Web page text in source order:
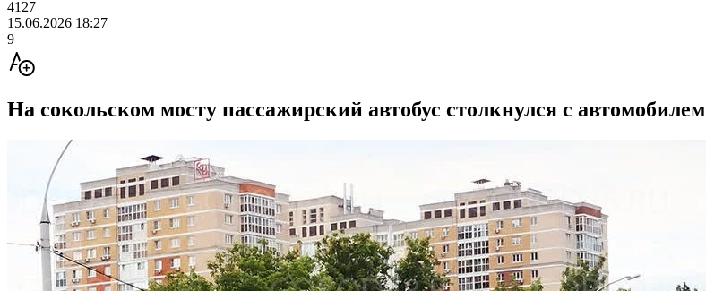
4127
15.06.2026 18:27
9
На сокольском мосту пассажирский автобус столкнулся с автомобилем